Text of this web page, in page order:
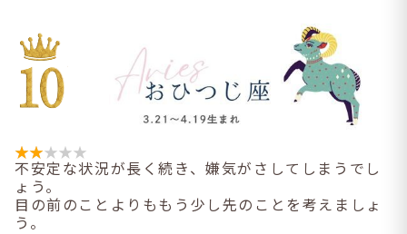
不安定な状況が長く続き、嫌気がさしてしまうでし
ょう。
目の前のことよりももう少し先のことを考えましょ
う。